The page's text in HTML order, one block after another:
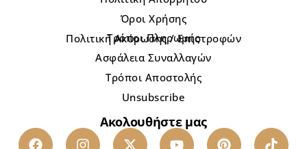
Όροι Χρήσης
Πολιτική Ακύρωσης / Επιστροφών
Τρόποι Πληρωμής
Ασφάλεια Συναλλαγών
Τρόποι Αποστολής
Unsubscribe
Ακολουθήστε μας